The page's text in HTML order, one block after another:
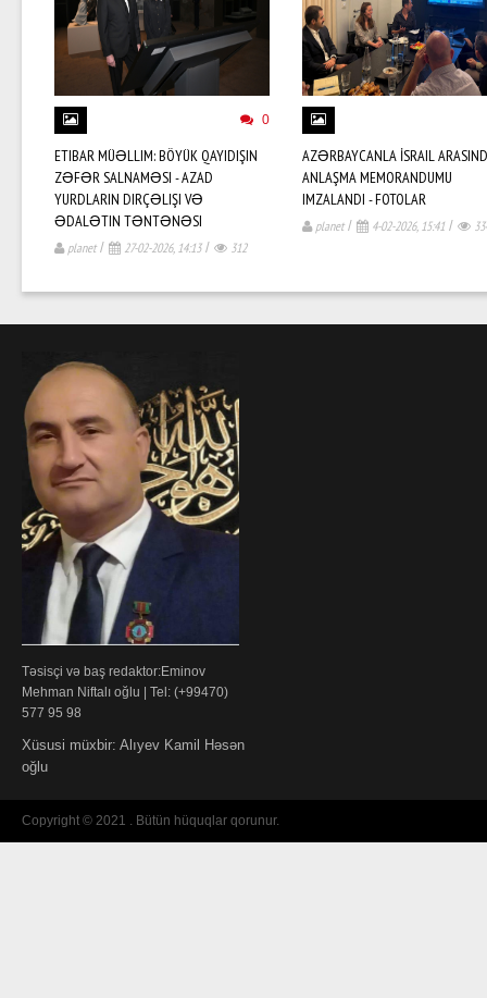
0
ETIBAR MÜƏLLIM: BÖYÜK QAYIDIŞIN
ZƏFƏR SALNAMƏSI - AZAD
YURDLARIN DIRÇƏLIŞI VƏ
ƏDALƏTIN TƏNTƏNƏSI
planet/ 27-02-2026, 14:13/ 312
AZƏRBAYCANLA İSRAIL
ANLAŞMA MEMORANDUMU
IMZALANDI - FOTOLAR
planet/ 4-02-2026, 15:41 /
Təsisçi və baş redaktor:Eminov
Mehman Niftalı oğlu | Tel: (+99470)
577 95 98
Xüsusi müxbir: Alıyev Kamil Həsən
oğlu
Copyright © 2021 . Bütün hüquqlar qorunur.